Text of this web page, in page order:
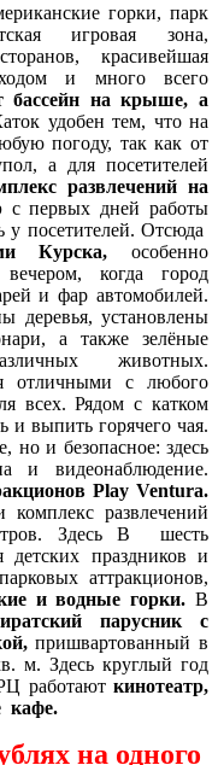
горки, парк
игровая зона,
красивейшая
и много всего
бассейн на крыше, а
удобен тем, что на
погоду, так как от
а для посетителей
развлечений на
с первых дней работы
посетителей. Отсюда
Курска, особенно
когда город
и фар автомобилей.
деревья, установлены
а также зелёные
животных.
отличными с любого
всех. Рядом с катком
выпить горячего чая.
но и безопасное: здесь
и видеонаблюдение.
Play Ventura.
развлечений
Здесь В шесть
детских праздников и
аттракционов,
и водные горки. В
парусник с
пришвартованный в
м. Здесь круглый год
работают кинотеатр,
кафе.
на одного